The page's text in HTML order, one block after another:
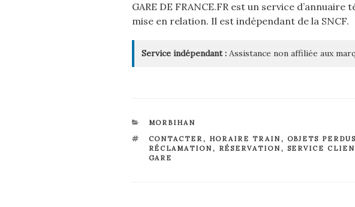
GARE DE FRANCE.FR est un service d’annuaire
mise en relation. Il est indépendant de la SNCF.
Service indépendant : Assistance non affiliée aux
CATÉGORIES
MORBIHAN
ÉTIQUETTES
CONTACTER, HORAIRE TRAIN , OBJETS PERDUS
RÉCLAMATION , RÉSERVATION , SERVICE
GARE